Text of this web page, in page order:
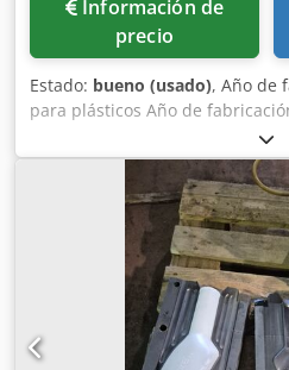
Información de
precio
Estado: bueno (usado), Año de
para plásticos Año de